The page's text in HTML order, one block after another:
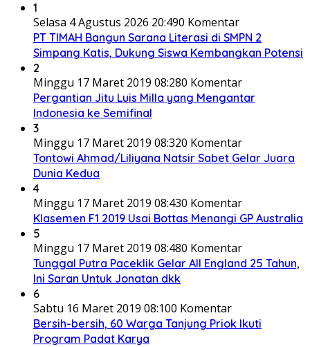
1
Selasa 4 Agustus 2026 20:490 Komentar
PT TIMAH Bangun Sarana Literasi di SMPN 2
Simpang Katis, Dukung Siswa Kembangkan Potensi
2
Minggu 17 Maret 2019 08:280 Komentar
Pergantian Jitu Luis Milla yang Mengantar
Indonesia ke Semifinal
3
Minggu 17 Maret 2019 08:320 Komentar
Tontowi Ahmad/Liliyana Natsir Sabet Gelar Juara
Dunia Kedua
4
Minggu 17 Maret 2019 08:430 Komentar
Klasemen F1 2019 Usai Bottas Menangi GP Australia
5
Minggu 17 Maret 2019 08:480 Komentar
Tunggal Putra Paceklik Gelar All England 25 Tahun,
Ini Saran Untuk Jonatan dkk
6
Sabtu 16 Maret 2019 08:100 Komentar
Bersih-bersih, 60 Warga Tanjung Priok Ikuti
Program Padat Karya